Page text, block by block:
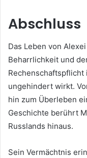
Abschluss
Das Leben von
Beharrlichkeit und
ungehindert wirkt.
hin zum Überleben
Geschichte berührt
Russlands hinaus.
Sein Vermächtnis